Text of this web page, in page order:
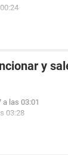
y
a las 03:01
03:28